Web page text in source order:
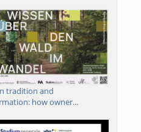
tradition and
how owner...